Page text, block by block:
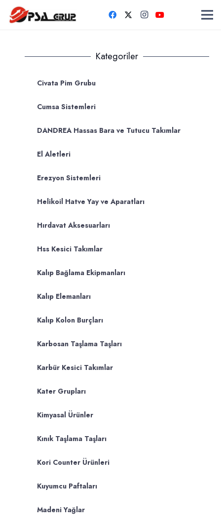
Kategoriler
Civata Pim Grubu
Cumsa Sistemleri
DANDREA Hassas Bara ve Tutucu Takımlar
El Aletleri
Erezyon Sistemleri
Helikoil Hatve Yay ve Aparatları
Hırdavat Aksesuarları
Hss Kesici Takımlar
Kalıp Bağlama Ekipmanları
Kalıp Elemanları
Kalıp Kolon Burçları
Karbosan Taşlama Taşları
Karbür Kesici Takımlar
Kater Grupları
Kimyasal Ürünler
Kınık Taşlama Taşları
Kori Counter Ürünleri
Kuyumcu Paftaları
Madeni Yağlar